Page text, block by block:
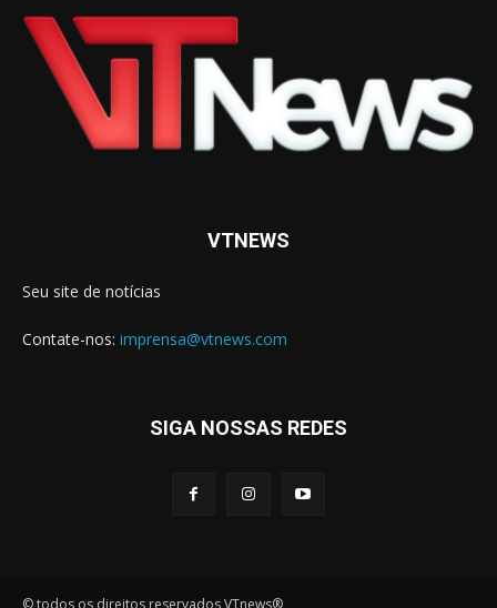
VTNEWS
Seu site de notícias
Contate-nos: imprensa@vtnews.com
SIGA NOSSAS REDES